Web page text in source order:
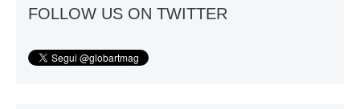
FOLLOW US ON TWITTER